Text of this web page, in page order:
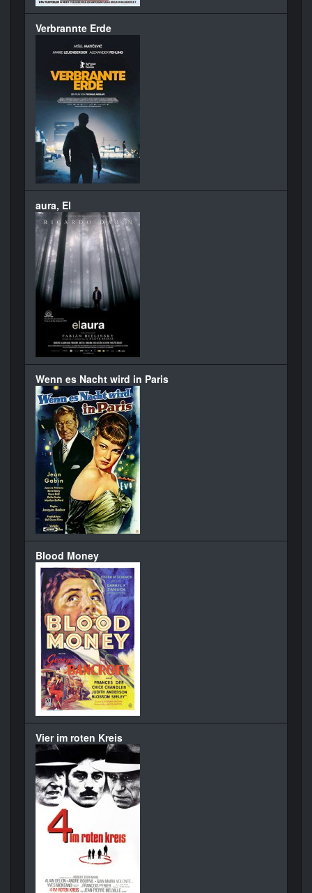
Verbrannte Erde
aura, El
Wenn es Nacht wird in Paris
Blood Money
Vier im roten Kreis